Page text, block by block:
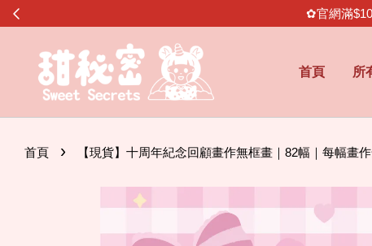
✿官網滿
首頁 所
首頁 › 【現貨】十周年紀念回顧畫作無框畫｜82幅｜每幅畫